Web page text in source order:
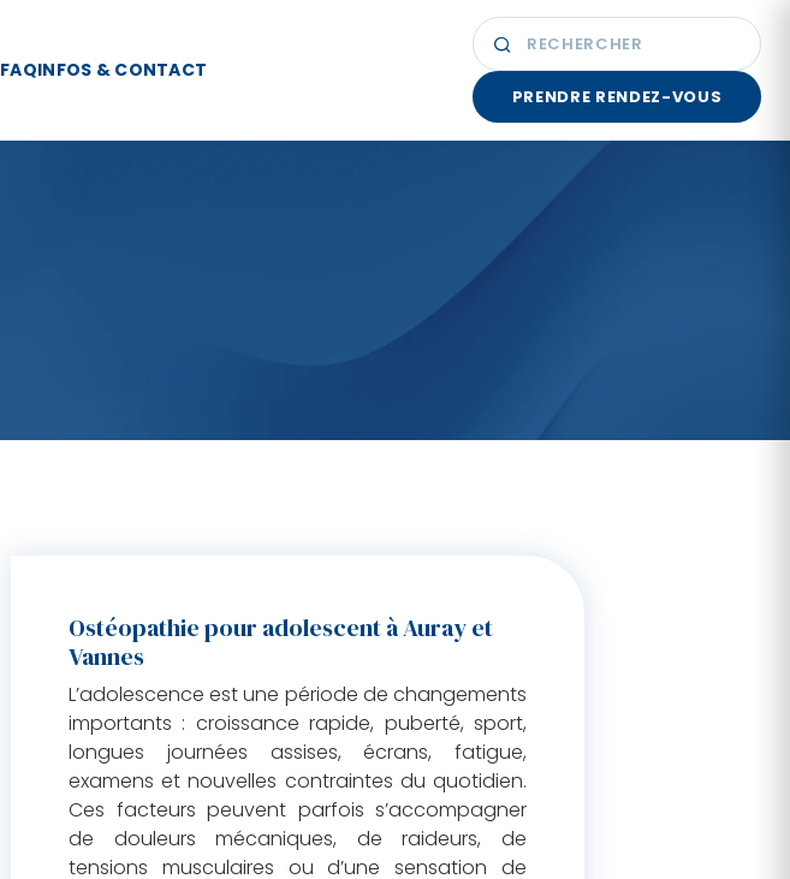
FAQINFOS & CONTACT
PRENDRE RENDEZ-VOUS
Ostéopathie pour adolescent à Auray et
Vannes
L’adolescence est une période de changements
importants : croissance rapide, puberté, sport,
longues journées assises, écrans, fatigue,
examens et nouvelles contraintes du quotidien.
Ces facteurs peuvent parfois s’accompagner
de douleurs mécaniques, de raideurs, de
tensions musculaires ou d’une sensation de